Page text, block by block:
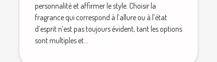
personnalité et affirmer le style. Choisir la
fragrance qui correspond à l’allure ou à l’état
d’esprit n’est pas toujours évident, tant les options
sont multiples et...